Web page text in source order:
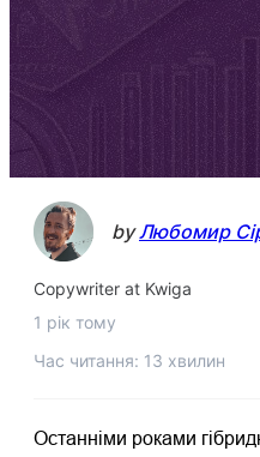
byЛюбомир
Copywriter at Kwiga
1 рік тому
Час читання: 13 хвилин
Останніми роками